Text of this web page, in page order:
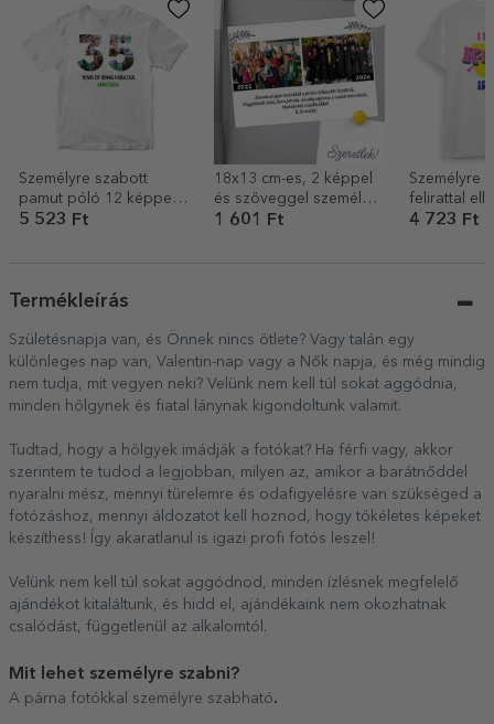
Személyre szabott
pamut póló 12 képpel
és üzenettel – 35 éves
5 523 Ft
18x13 cm-es, 2 képpel
és szöveggel személyre
szabott mágnes –
1 601 Ft
Személyre
felirattal
póló
4 723 Ft
Termékleírás
Születésnapja van, és Önnek nincs ötlete? Vagy talán egy
különleges nap van, Valentin-nap vagy a Nők napja, és még mindig
nem tudja, mit vegyen neki? Velünk nem kell túl sokat aggódnia,
minden hölgynek és fiatal lánynak kigondoltunk valamit.
Tudtad, hogy a hölgyek imádják a fotókat? Ha férfi vagy, akkor
szerintem te tudod a legjobban, milyen az, amikor a barátnőddel
nyaralni mész, mennyi türelemre és odafigyelésre van szükséged a
fotózáshoz, mennyi áldozatot kell hoznod, hogy tökéletes képeket
készíthess! Így akaratlanul is igazi profi fotós leszel!
Velünk nem kell túl sokat aggódnod, minden ízlésnek megfelelő
ajándékot kitaláltunk, és hidd el, ajándékaink nem okozhatnak
csalódást, függetlenül az alkalomtól.
Mit lehet személyre szabni?
A párna fotókkal személyre szabható.